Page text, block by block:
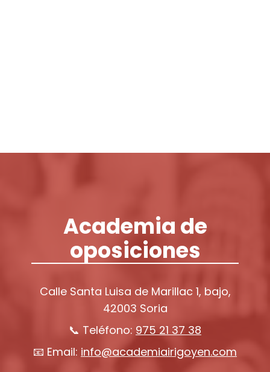
Academia de
oposiciones
Calle Santa Luisa de Marillac 1, bajo,
42003 Soria
📞 Teléfono: 975 21 37 38
📧 Email: info@academiairigoyen.com